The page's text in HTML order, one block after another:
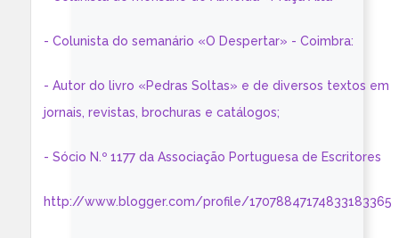
- Colunista do semanário «O Despertar» - Coimbra:
- Autor do livro «Pedras Soltas» e de diversos textos em
jornais, revistas, brochuras e catálogos;
- Sócio N.º 1177 da Associação Portuguesa de Escritores
http://www.blogger.com/profile/17078847174833183365